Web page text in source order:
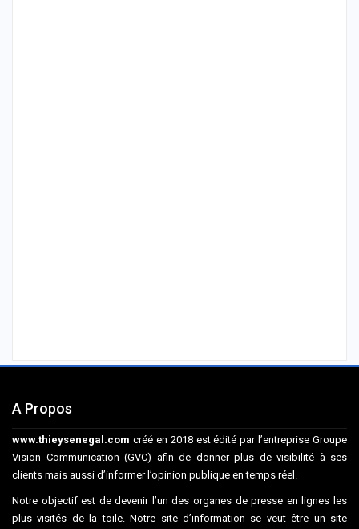
A Propos
www.thieysenegal.com créé en 2018 est édité par l’entreprise Groupe
Vision Communication (GVC) afin de donner plus de visibilité à ses
clients mais aussi d’informer l’opinion publique en temps réel.
Notre objectif est de devenir l’un des organes de presse en lignes les
plus visités de la toile. Notre site d’information se veut être un site